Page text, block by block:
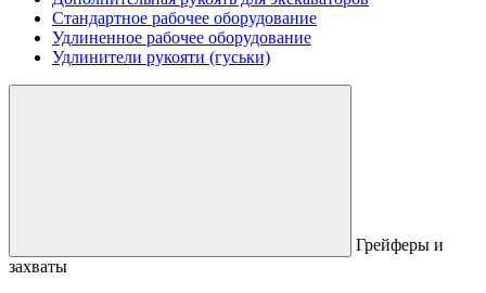
Стандартное рабочее оборудование
Удлиненное рабочее оборудование
Удлинители рукояти (гуськи)
Грейферы и
захваты